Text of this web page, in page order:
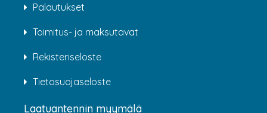
Palautukset
Toimitus- ja maksutavat
Rekisteriseloste
Tietosuojaseloste
Laatuantennin myymälä